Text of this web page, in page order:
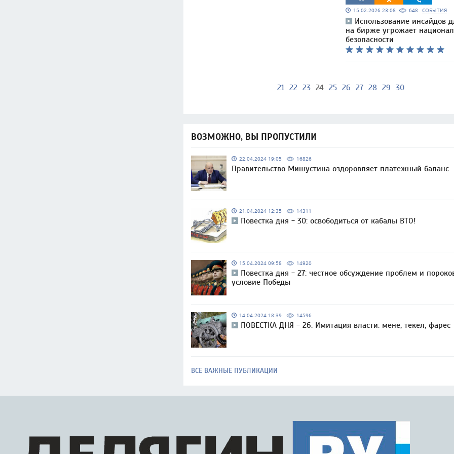
15.02.2026 23:08 648 СОБЫТИЯ
Использование инсайдов
на бирже угрожает
безопасности
21 22 23 24 25 26 27 28 29 30
ВОЗМОЖНО, ВЫ ПРОПУСТИЛИ
22.04.2024 19:05 16826
Правительство Мишустина оздоровляет платежный баланс
21.04.2024 12:35 14311
Повестка дня - 30: освободиться от кабалы ВТО!
15.04.2024 09:58 14920
Повестка дня - 27: честное обсуждение проблем и
условие Победы
14.04.2024 18:39 14596
ПОВЕСТКА ДНЯ - 26. Имитация власти: мене, текел, фарес
ВСЕ ВАЖНЫЕ ПУБЛИКАЦИИ